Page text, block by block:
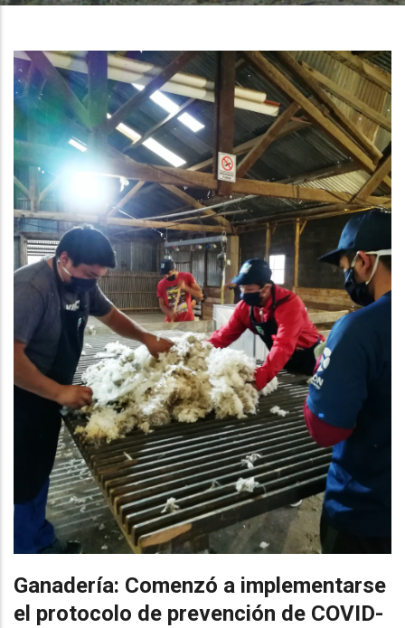
Ganadería: Comenzó a implementarse
el protocolo de prevención de COVID-